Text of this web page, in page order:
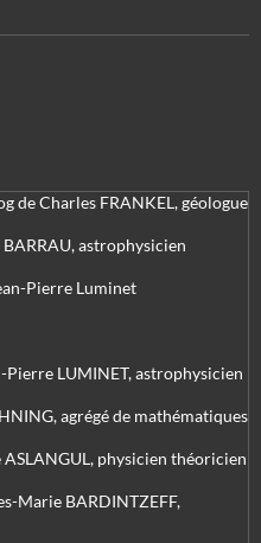
de Charles FRANKEL, géologue
astrophysicien
Pierre Luminet
Pierre LUMINET, astrophysicien
agrégé de mathématiques
ASLANGUL, physicien théoricien
Marie BARDINTZEFF,